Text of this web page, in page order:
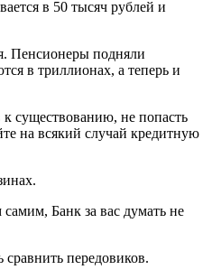
в 50 тысяч рублей и
Пенсионеры подняли
в триллионах, а теперь и
к существованию, не попасть
на всякий случай кредитную
Банк за вас думать не
передовиков.